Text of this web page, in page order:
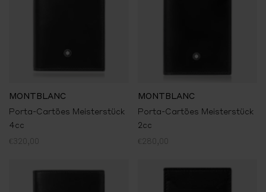
MONTBLANC
Porta-Cartões Meisterstück
4cc
€320,00
MONTBLANC
Porta-Cartões Meisterstück
2cc
€280,00